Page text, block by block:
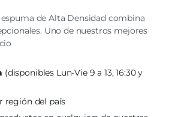
de Alta Densidad combina
Uno de nuestros mejores
(disponibles Lun-Vie 9 a 13, 16:30 y
región del país